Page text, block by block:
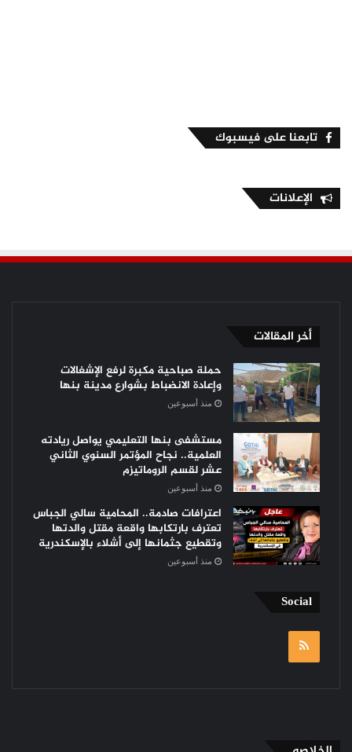
تابعنا على فيسبوك
الإعلانات
أخر المقالات
حملة صباحية مكبرة لرفع الإشغالات
وإعادة الانضباط بشوارع مدينة بنها
منذ أسبوعين
مستشفى بنها التعليمي يواصل ريادته
العلمية.. نجاح المؤتمر السنوي الثاني
عشر لقسم الروماتيزم
منذ أسبوعين
اعترافات صادمة.. المحامية سالي الجباس
تعترف بارتكابها واقعة مقتل والدتها
وتقطيع جثمانها إلى أشلاء بالإسكندرية
منذ أسبوعين
Social
RSS